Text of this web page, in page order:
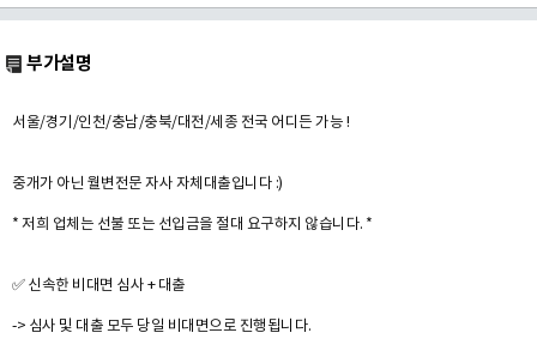
부가설명
서울/경기/인천/충남/충북/대전/세종 전국 어디든 가능 !
중개가 아닌 월변전문 자사 자체대출입니다 :)
* 저희 업체는 선불 또는 선입금을 절대 요구하지 않습니다. *
✅ 신속한 비대면 심사 + 대출
-> 심사 및 대출 모두 당일 비대면으로 진행됩니다.